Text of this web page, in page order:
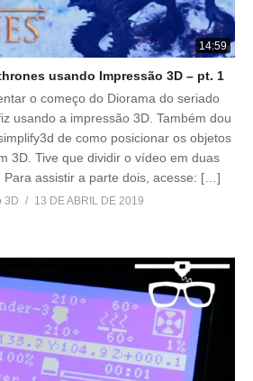
14:59
usando Impressão 3D – pt. 1
o começo do Diorama do seriado
usando a impressão 3D. Também dou
de como posicionar os objetos
3D. Tive que dividir o vídeo em duas
Para assistir a parte dois, acesse: […]
3D
13 DE ABRIL DE 2019